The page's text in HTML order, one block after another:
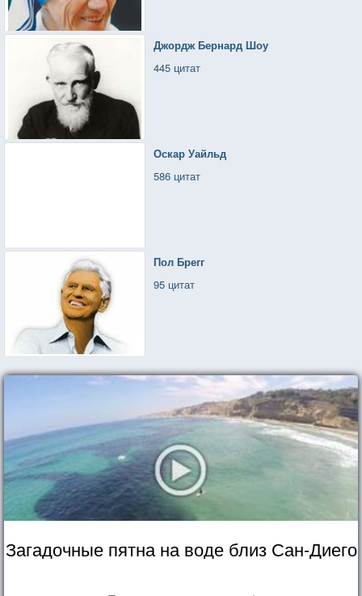
Джордж Бернард Шоу
445 цитат
Оскар Уайльд
586 цитат
Пол Брегг
95 цитат
Загадочные пятна на воде близ Сан-Диего